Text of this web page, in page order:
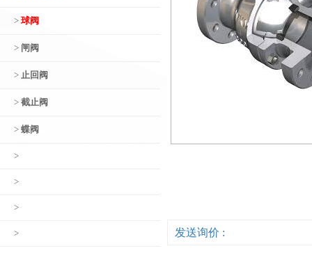
发送询价 :
> 球阀
> 闸阀
> 止回阀
> 截止阀
> 蝶阀
>
>
>
>